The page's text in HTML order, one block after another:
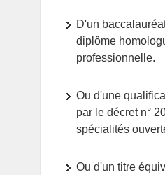
D'un
diplôme
professionnelle.
Ou d'une
par le décret n°
spécialités
Ou d'un titre